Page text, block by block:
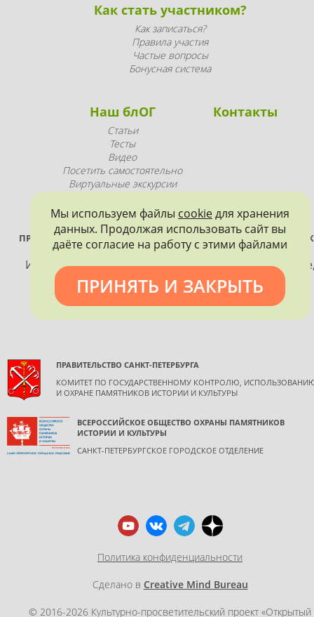
Как стать участником?
Как записаться?
Правила участия
Частые вопросы
Бонусная система
Наш блОГ
Статьи
Тесты
Видео
Посетить самостоятельно
Виртуальные экскурсии
Контакты
ПРОЕКТ РЕАЛИЗУЕТСЯ ПРИ ПОДДЕРЖКЕ ПРАВИТЕЛЬСТВА
ПЕТЕРБУРГА
Использование материалов, размещенных на
допускается только с согласия правообладателя и
обязательной ссылкой на источник информации.
ПРАВИТЕЛЬСТВО САНКТ-ПЕТЕРБУРГА
КОМИТЕТ ПО ГОСУДАРСТВЕННОМУ КОНТРОЛЮ,
И ОХРАНЕ ПАМЯТНИКОВ ИСТОРИИ И КУЛЬТУРЫ
ВСЕРОССИЙСКОЕ ОБЩЕСТВО ОХРАНЫ ПАМЯТНИКОВ
ИСТОРИИ И КУЛЬТУРЫ
САНКТ-ПЕТЕРБУРГСКОЕ ГОРОДСКОЕ ОТДЕЛЕНИЕ
Политика конфиденциальности
Сделано в Creative Mind Bureau
© 2016-2026 Культурно-просветительский проект «Открытый
Мы используем файлы cookieдля хранения
данных. Продолжая использовать сайт вы
даёте согласие на работу с этими файлами
ПРИНЯТЬ И ЗАКРЫТЬ